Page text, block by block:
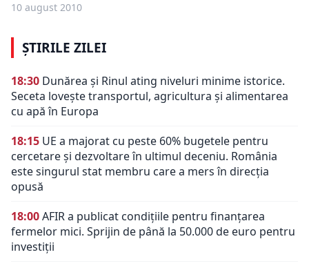
10 august 2010
ȘTIRILE ZILEI
18:30 Dunărea și Rinul ating niveluri minime istorice.
Seceta lovește transportul, agricultura și alimentarea
cu apă în Europa
18:15 UE a majorat cu peste 60% bugetele pentru
cercetare și dezvoltare în ultimul deceniu. România
este singurul stat membru care a mers în direcția
opusă
18:00AFIR a publicat condițiile pentru finanțarea
fermelor mici. Sprijin de până la 50.000 de euro pentru
investiții